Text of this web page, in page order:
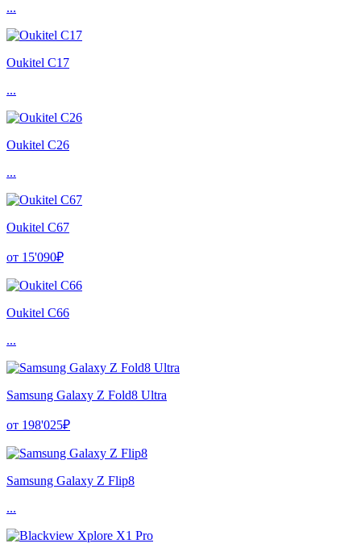
...
Oukitel C17
...
Oukitel C26
...
Oukitel C67
от 15'090₽
Oukitel C66
...
Samsung Galaxy Z Fold8 Ultra
от 198'025₽
Samsung Galaxy Z Flip8
...